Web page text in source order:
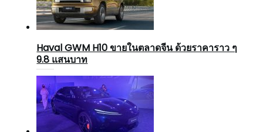
Haval GWM H10 ขายในตลาดจีน ด้วยราคาราว ๆ
9.8 แสนบาท